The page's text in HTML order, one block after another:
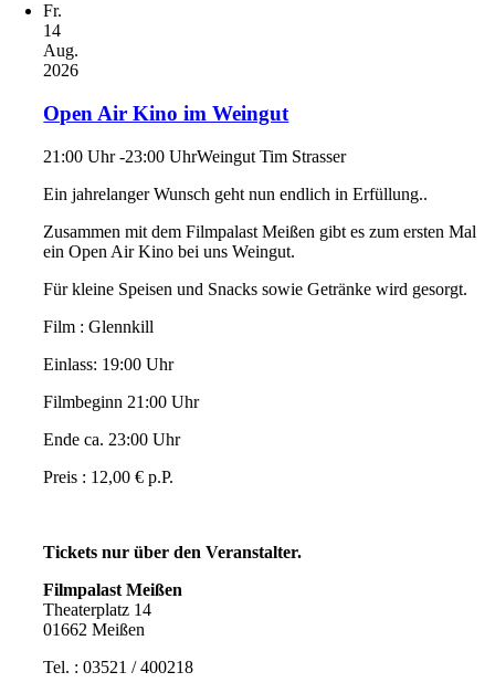
Fr.
14
Aug.
2026
Open Air Kino im Weingut
21:00 Uhr -23:00 UhrWeingut Tim Strasser
Ein jahrelanger Wunsch geht nun endlich in Erfüllung..
Zusammen mit dem Filmpalast Meißen gibt es zum ersten Mal
ein Open Air Kino bei uns Weingut.
Für kleine Speisen und Snacks sowie Getränke wird gesorgt.
Film : Glennkill
Einlass: 19:00 Uhr
Filmbeginn 21:00 Uhr
Ende ca. 23:00 Uhr
Preis : 12,00 € p.P.
Tickets nur über den Veranstalter.
Filmpalast Meißen
Theaterplatz 14
01662 Meißen
Tel. : 03521 / 400218